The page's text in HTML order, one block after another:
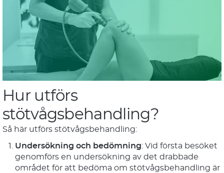
Hur utförs
stötvågsbehandling?
Så här utförs stötvågsbehandling:
Undersökning och bedömning: Vid första besöket
genomförs en undersökning av det drabbade
området för att bedöma om stötvågsbehandling är